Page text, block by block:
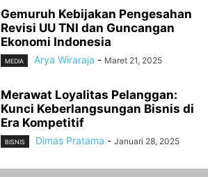
Gemuruh Kebijakan Pengesahan
Revisi UU TNI dan Guncangan
Ekonomi Indonesia
MEDIA Arya Wiraraja - Maret 21, 2025
Merawat Loyalitas Pelanggan:
Kunci Keberlangsungan Bisnis di
Era Kompetitif
BISNIS Dimas Pratama - Januari 28, 2025